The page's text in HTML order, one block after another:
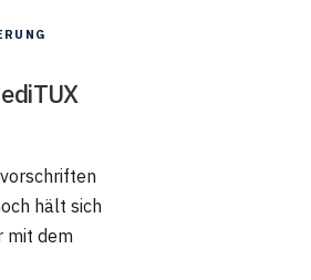
hält sich
mit dem